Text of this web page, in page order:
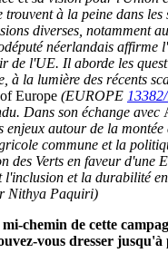
trouvent à la peine dans les
diverses, notamment
néerlandais affirme
de l'UE. Il aborde les
à la lumière des récents
Europe (EUROPE
Dans son échange avec
enjeux autour de la montée
commune et la
des Verts en faveur d'une
l'inclusion et la durabilité
Nithya Paquiri)
chemin de cette
vous dresser jusqu'à